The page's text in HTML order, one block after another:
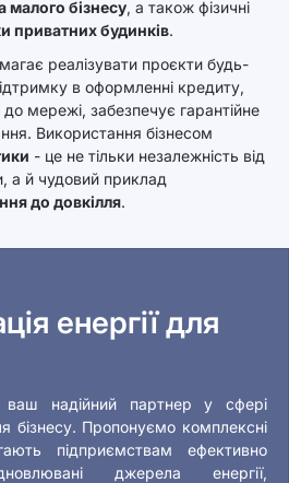
малого бізнесу, а також фізичні
приватних будинків.
реалізувати проєкти будь-
в оформленні кредиту,
до мережі, забезпечує гарантійне
Використання бізнесом
- це не тільки незалежність від
а й чудовий приклад
до довкілля.
енергії для
надійний партнер у сфері
бізнесу. Пропонуємо комплексні
підприємствам ефективно
джерела енергії,